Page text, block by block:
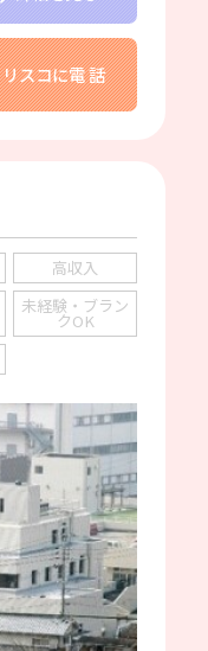
リスコに電 話
高収入
未経験・ブラン
クOK